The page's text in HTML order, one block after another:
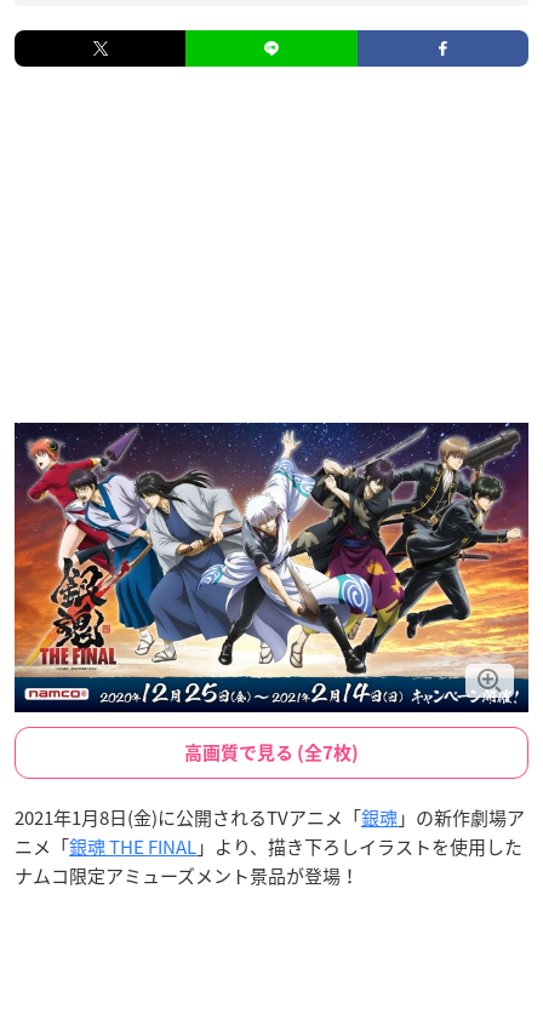
高画質で見る (全7枚)
2021年1月8日(金)に公開されるTVアニメ「銀魂」の新作劇場ア
ニメ「銀魂 THE FINAL」より、描き下ろしイラストを使用した
ナムコ限定アミューズメント景品が登場！